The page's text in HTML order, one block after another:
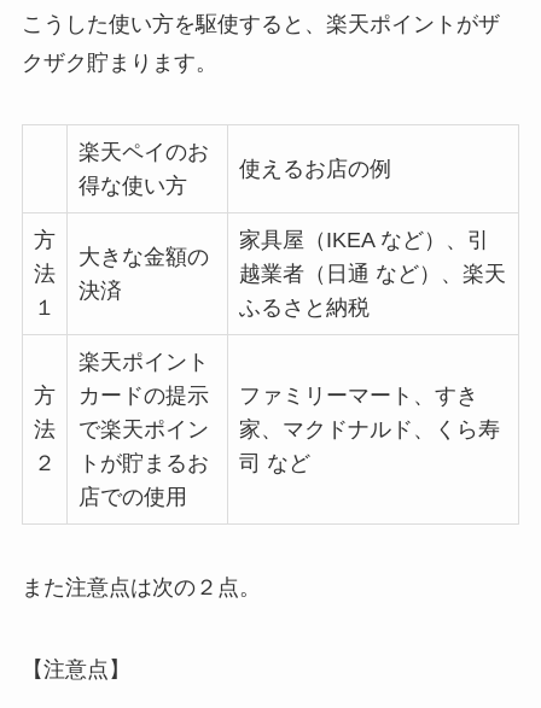
こうした使い方を駆使すると、楽天ポイントがザ
クザク貯まります。
楽天ペイのお
得な使い方
使えるお店の例
方
法
１
大きな金額の
決済
家具屋（IKEA など）、引
越業者（日通 など）、楽天
ふるさと納税
方
法
２
楽天ポイント
カードの提示
で楽天ポイン
トが貯まるお
店での使用
ファミリーマート、すき
家、マクドナルド、くら寿
司 など
また注意点は次の２点。
【注意点】